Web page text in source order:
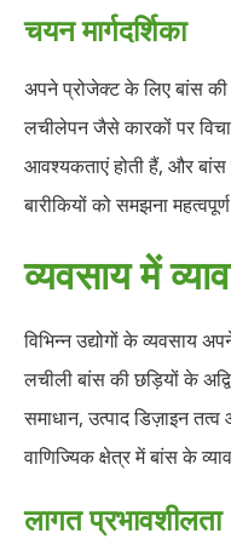
चयन मार्गदर्शिका
अपने प्रोजेक्ट के लिए बांस
लचीलेपन जैसे कारकों पर
आवश्यकताएं होती हैं, और
बारीकियों को समझना
व्यवसाय में
विभिन्न उद्योगों के व्यवसाय
लचीली बांस की छड़ियों के
समाधान, उत्पाद डिज़ाइन
वाणिज्यिक क्षेत्र में बांस के
लागत प्रभावशीलता